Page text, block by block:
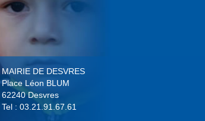
MAIRIE DE DESVRES
Place Léon BLUM
62240 Desvres
Tel : 03.21.91.67.61